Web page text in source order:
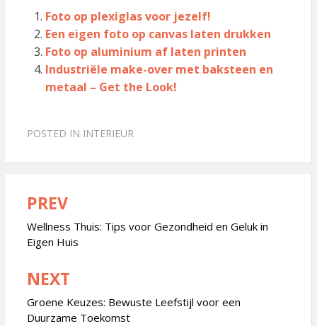
Foto op plexiglas voor jezelf!
Een eigen foto op canvas laten drukken
Foto op aluminium af laten printen
Industriële make-over met baksteen en
metaal – Get the Look!
POSTED IN INTERIEUR
Bericht
navigatie
PREV
Wellness Thuis: Tips voor Gezondheid en Geluk in
Eigen Huis
NEXT
Groene Keuzes: Bewuste Leefstijl voor een
Duurzame Toekomst